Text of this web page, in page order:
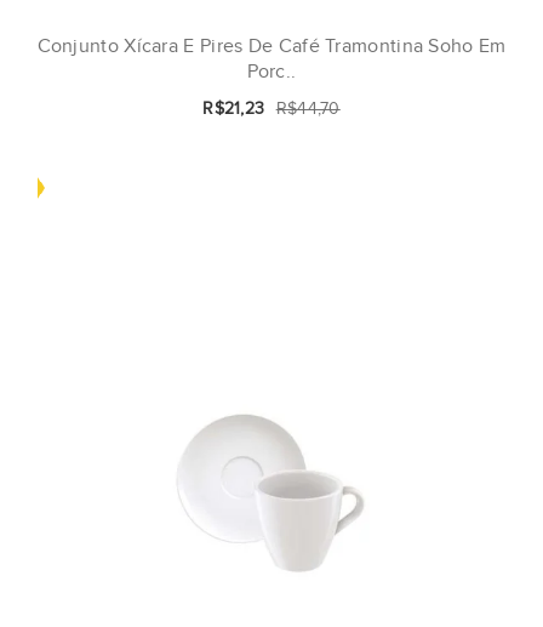
Conjunto Xícara E Pires De Café Tramontina Soho Em
Porc..
R$21,23 R$44,70